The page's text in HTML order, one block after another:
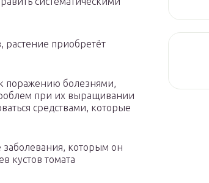
растение приобретёт
поражению болезнями,
при их выращивании
средствами, которые
которым он
кустов томата